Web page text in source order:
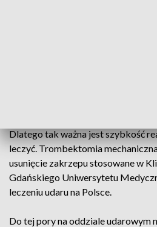
Dlatego tak ważna jest szybkość
leczyć. Trombektomia
usunięcie zakrzepu stosowane w
Gdańskiego Uniwersytetu
leczeniu udaru na Polsce.
Do tej pory na oddziale udarowym